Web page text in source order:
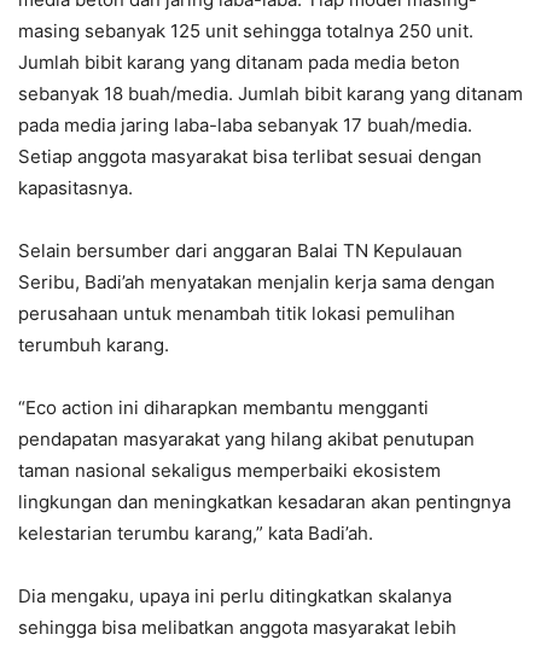
masing sebanyak 125 unit sehingga totalnya 250 unit.
Jumlah bibit karang yang ditanam pada media beton
sebanyak 18 buah/media. Jumlah bibit karang yang ditanam
pada media jaring laba-laba sebanyak 17 buah/media.
Setiap anggota masyarakat bisa terlibat sesuai dengan
kapasitasnya.
Selain bersumber dari anggaran Balai TN Kepulauan
Seribu, Badi’ah menyatakan menjalin kerja sama dengan
perusahaan untuk menambah titik lokasi pemulihan
terumbuh karang.
“Eco action ini diharapkan membantu mengganti
pendapatan masyarakat yang hilang akibat penutupan
taman nasional sekaligus memperbaiki ekosistem
lingkungan dan meningkatkan kesadaran akan pentingnya
kelestarian terumbu karang,” kata Badi’ah.
Dia mengaku, upaya ini perlu ditingkatkan skalanya
sehingga bisa melibatkan anggota masyarakat lebih